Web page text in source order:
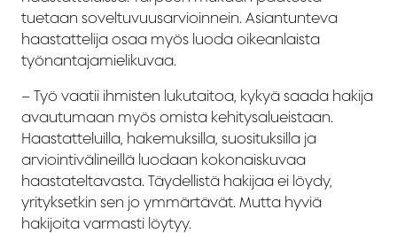
tuetaan soveltuvuusarvioinnein. Asiantunteva
haastattelija osaa myös luoda oikeanlaista
työnantajamielikuvaa.
– Työ vaatii ihmisten lukutaitoa, kykyä saada hakija
avautumaan myös omista kehitysalueistaan.
Haastatteluilla, hakemuksilla, suosituksilla ja
arviointivälineillä luodaan kokonaiskuvaa
haastateltavasta. Täydellistä hakijaa ei löydy,
yrityksetkin sen jo ymmärtävät. Mutta hyviä
hakijoita varmasti löytyy.